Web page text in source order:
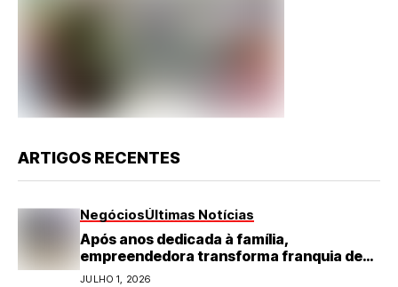
ARTIGOS RECENTES
NegóciosÚltimas Notícias
Após anos dedicada à família,
empreendedora transforma franquia de
turismo em negócio de destaque no RN
JULHO 1, 2026